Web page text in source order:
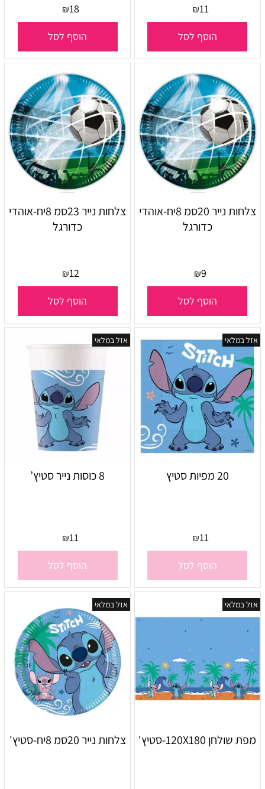
₪11
הוסף לסל
₪18
הוסף לסל
צלחות נייר 20סמ 8יח-אוהדי
כדורגל
₪9
הוסף לסל
צלחות נייר 23סמ 8יח-אוהדי
כדורגל
₪12
הוסף לסל
אזל במלאי
20 מפיות סטיץ
₪11
הוסף לסל
אזל במלאי
8 כוסות נייר סטיץ’
₪11
הוסף לסל
אזל במלאי
מפת שולחן 120X180-סטיץ'
אזל במלאי
צלחות נייר 20סמ 8יח-סטיץ'